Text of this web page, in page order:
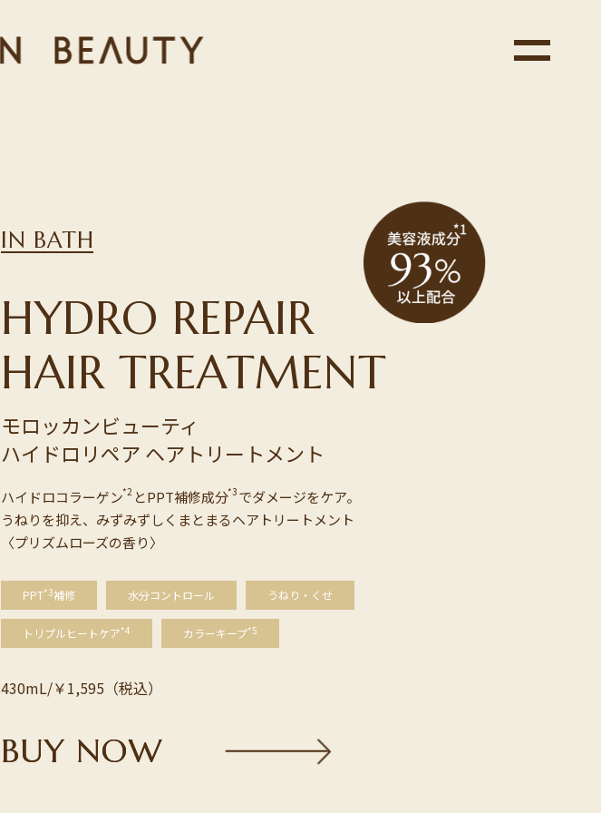
IN BATH
HYDRO REPAIR
HAIR TREATMENT
モロッカンビューティ
ハイドロリペア ヘアトリートメント
ハイドロコラーゲン*2 とPPT補修成分*3 でダメージをケア。
うねりを抑え、みずみずしくまとまるヘアトリートメント
〈プリズムローズの香り〉
PPT*3補修 水分コントロール うねり・くせ
トリプルヒートケア*4 カラーキープ*5
430mL/￥1,595（税込）
BUY NOW